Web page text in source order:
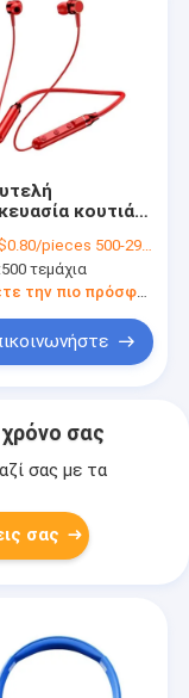
κουτιά
δώρο πακέτο
χαρτί
δώρο
pieces 500-2999 pieces
500 τεμάχια
Λάβετε την πιο πρόσφατη τιμή
σας
σας με τα
σας